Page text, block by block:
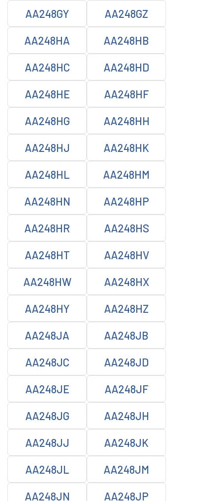
AA248GY AA248GZ
AA248HA AA248HB
AA248HC AA248HD
AA248HE AA248HF
AA248HG AA248HH
AA248HJ AA248HK
AA248HL AA248HM
AA248HN AA248HP
AA248HR AA248HS
AA248HT AA248HV
AA248HW AA248HX
AA248HY AA248HZ
AA248JA AA248JB
AA248JC AA248JD
AA248JE AA248JF
AA248JG AA248JH
AA248JJ AA248JK
AA248JL AA248JM
AA248JN AA248JP